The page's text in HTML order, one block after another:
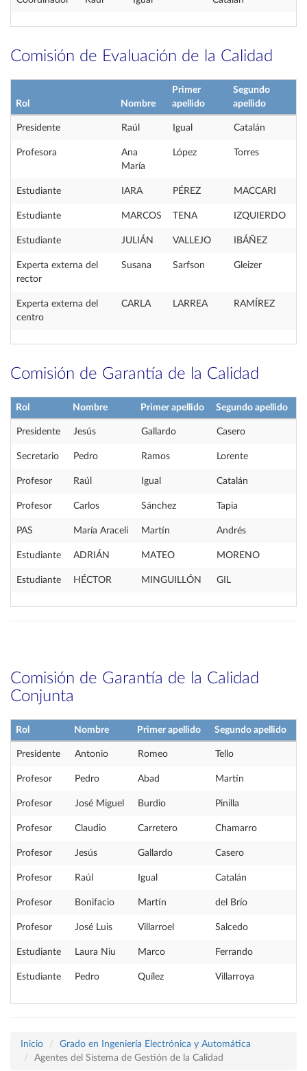
Comisión de Evaluación de la Calidad
Rol Nombre
Primer
apellido
Segundo
apellido
Presidente Raúl Igual Catalán
Profesora
Ana
María
López Torres
Estudiante IARA PÉREZ MACCARI
Estudiante MARCOS TENA IZQUIERDO
Estudiante JULIÁN VALLEJO IBÁÑEZ
Experta externa del
rector
Susana Sarfson Gleizer
Experta externa del
centro
CARLA LARREA RAMÍREZ
Comisión de Garantía de la Calidad
Rol Nombre Primer apellido Segundo apellido
Presidente Jesús Gallardo Casero
Secretario Pedro Ramos Lorente
Profesor Raúl Igual Catalán
Profesor Carlos Sánchez Tapia
PAS María Araceli Martín Andrés
Estudiante ADRIÁN MATEO MORENO
Estudiante HÉCTOR MINGUILLÓN GIL
Comisión de Garantía de la Calidad
Conjunta
Rol Nombre Primer apellido Segundo apellido
Presidente Antonio Romeo Tello
Profesor Pedro Abad Martín
Profesor José Miguel Burdio Pinilla
Profesor Claudio Carretero Chamarro
Profesor Jesús Gallardo Casero
Profesor Raúl Igual Catalán
Profesor Bonifacio Martín del Brío
Profesor José Luis Villarroel Salcedo
Estudiante Laura Niu Marco Ferrando
Estudiante Pedro Quílez Villarroya
Inicio
Grado en Ingeniería Electrónica y Automática
Agentes del Sistema de Gestión de la Calidad